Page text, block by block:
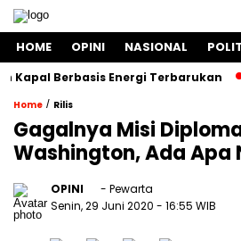
HOME OPINI NASIONAL
Berbasis Energi Terbarukan
Home / Rilis
Gagalnya Misi
Washington, Ada Apa
OPINI
- Pewarta
Senin, 29 Juni 2020 - 16:55 WIB